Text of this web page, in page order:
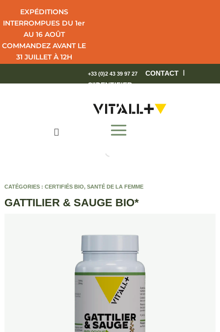
EXPÉDITIONS
INTERROMPUES DU 1er
AU 16 AOÛT
COMMANDEZ AVANT LE
31 JUILLET À 12H
+33 (0)2 43 39 97 27 CONTACT I
S'IDENTIFIER

CATÉGORIES : CERTIFIÉS BIO, SANTÉ DE LA FEMME
GATTILIER & SAUGE BIO*